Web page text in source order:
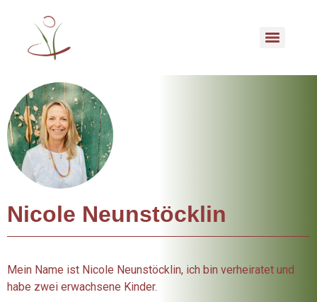
Nicole Neunstöcklin
Mein Name ist Nicole Neunstöcklin, ich bin verheiratet und
habe zwei erwachsene Kinder.